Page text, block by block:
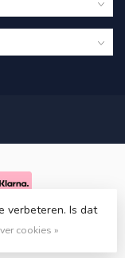
byLightspeed-
verbeteren. Is dat
cookies »